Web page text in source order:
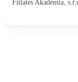
určené? Všetci
Fitlates Akadémia,